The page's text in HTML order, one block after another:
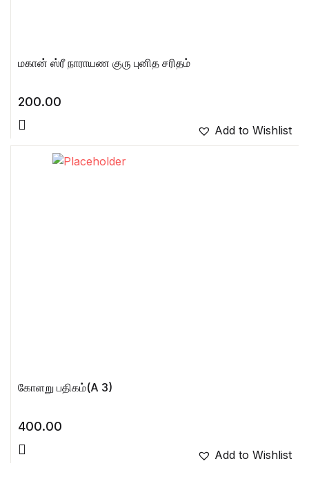
மகான் ஸ்ரீ நாராயண குரு புனித சரிதம்
200.00
Add to Wishlist
கோளறு பதிகம்(A 3)
400.00
Add to Wishlist